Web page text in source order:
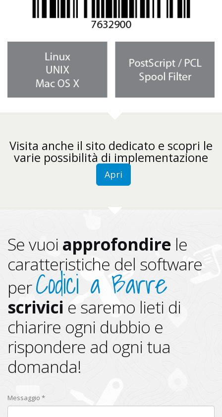
Visita anche il sito dedicato e scopri le
varie possibilità di implementazione
Apri
Se vuoi approfondire le
caratteristiche del software
perCodici a Barre
scrivici e saremo lieti di
chiarire ogni dubbio e
rispondere ad ogni tua
domanda!
Messaggio *